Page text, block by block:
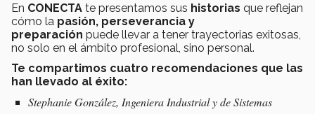
En CONECTA te presentamos sus historias que reflejan
cómo la pasión, perseverancia y
preparación puede llevar a tener trayectorias exitosas,
no solo en el ámbito profesional, sino personal.
Te compartimos cuatro recomendaciones que las
han llevado al éxito:
Stephanie González, Ingeniera Industrial y de Sistemas